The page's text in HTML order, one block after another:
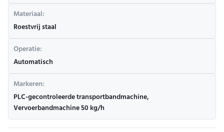
Materiaal:
Roestvrij staal
Operatie:
Automatisch
Markeren:
PLC-gecontroleerde transportbandmachine,
Vervoerbandmachine 50 kg/h